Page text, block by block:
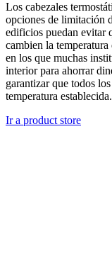
Los cabezales
opciones de limitación
edificios puedan evitar
cambien la
en los que muchas
interior para ahorrar
garantizar que todos
temperatura establecida.
Ir a product store